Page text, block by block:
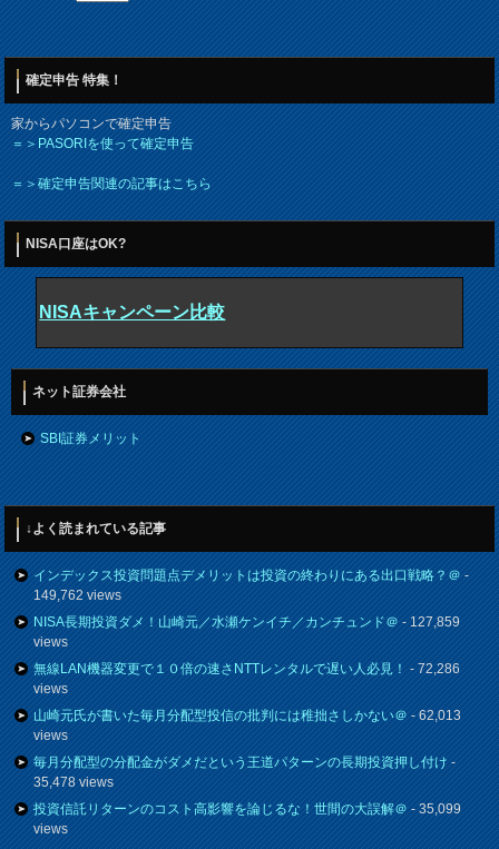
確定申告 特集！
家からパソコンで確定申告
＝＞PASORIを使って確定申告
＝＞確定申告関連の記事はこちら
NISA口座はOK?
NISAキャンペーン比較
ネット証券会社
SBI証券メリット
↓よく読まれている記事
インデックス投資問題点デメリットは投資の終わりにある出口戦略？＠-
149,762 views
NISA長期投資ダメ！山崎元／水瀬ケンイチ／カンチュンド＠- 127,859
views
無線LAN機器変更で１０倍の速さNTTレンタルで遅い人必見！- 72,286
views
山崎元氏が書いた毎月分配型投信の批判には稚拙さしかない＠- 62,013
views
毎月分配型の分配金がダメだという王道パターンの長期投資押し付け-
35,478 views
投資信託リターンのコスト高影響を論じるな！世間の大誤解＠- 35,099
views